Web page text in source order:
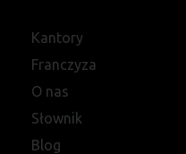
Kantory
Franczyza
O nas
Słownik
Blog